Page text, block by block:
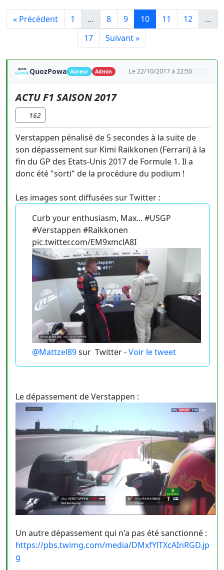
« Précédent 1 … 8 9 10 11 12
…
17
Suivant »
QuozPowa Auteur Admin Le 22/10/2017 à 22:50
ACTU F1 SAISON 2017
162
Verstappen pénalisé de 5 secondes à la suite de
son dépassement sur Kimi Raikkonen (Ferrari) à la
fin du GP des Etats-Unis 2017 de Formule 1. Il a
donc été "sorti" de la procédure du podium !
Les images sont diffusées sur Twitter :
Curb your enthusiasm, Max... #USGP
#Verstappen #Raikkonen
pic.twitter.com/EM9xmclA8I
@Mattzel89sur Twitter -Voir le tweet
Le dépassement de Verstappen :
Un autre dépassement qui n'a pas été sanctionné :
https://pbs.twimg.com/media/DMxfYlTXcAInRGD.jp
g